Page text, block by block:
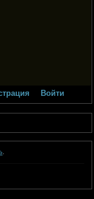
Войти
.